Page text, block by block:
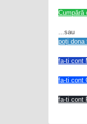
Cumpără
...sau
poți dona
fa-ti cont
fa-ti cont
fa-ti cont